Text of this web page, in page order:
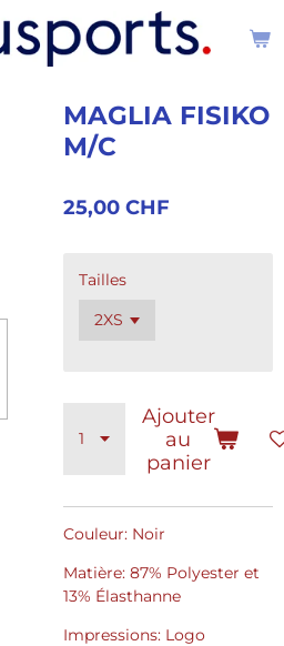
MAGLIA FISIKO
M/C
25,00 CHF
Tailles
Ajouter
au
panier
Couleur: Noir
Matière: 87% Polyester et
13% Élasthanne
Impressions: Logo